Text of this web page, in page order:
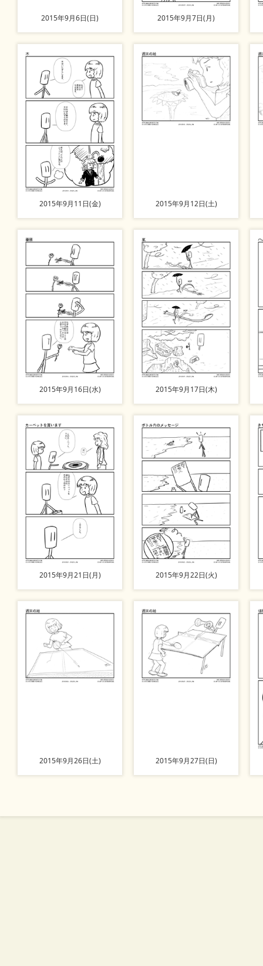
2015年9月6日(日) 2015年9月7日(月)
2015年9月11日(金) 2015年9月12日(土)
2015年9月16日(水) 2015年9月17日(木)
2015年9月21日(月) 2015年9月22日(火)
2015年9月26日(土) 2015年9月27日(日)